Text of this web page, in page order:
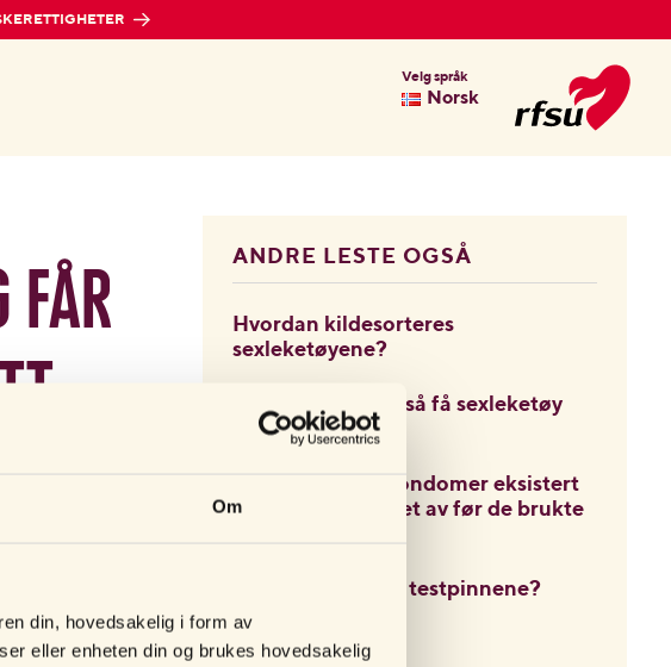
Om
din, hovedsakelig i form av
eller enheten din og brukes hovedsakelig
Velg språk
Norsk
får
måte. Vi
for veiledning
ANDRE LESTE OGSÅ
Hvordan kildesorteres
sexleketøyene?
Hvorfor har dere så få sexleketøy
for menn?
Hvor lenge har kondomer eksistert
og hva ble de laget av før de brukte
Må jeg bruke alle testpinnene?
NETTBUTIKK